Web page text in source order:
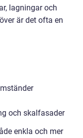
lagningar och
är det ofta en
och skalfasader
enkla och mer